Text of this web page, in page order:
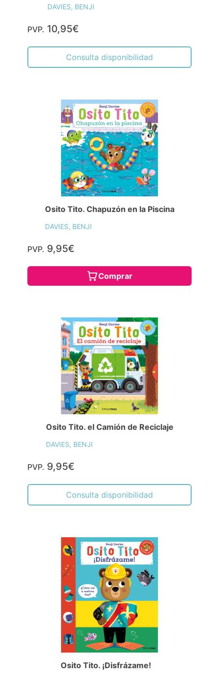
DAVIES, BENJI
PVP. 10,95€
Consulta disponibilidad
Osito Tito. Chapuzón en la Piscina
DAVIES, BENJI
PVP. 9,95€
Comprar
Osito Tito. el Camión de Reciclaje
DAVIES, BENJI
PVP. 9,95€
Consulta disponibilidad
Osito Tito. ¡Disfrázame!